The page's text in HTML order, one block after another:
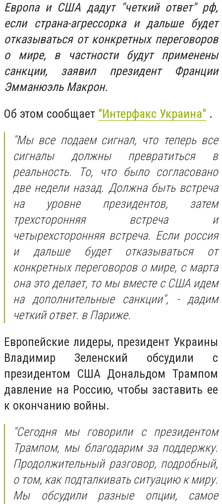
Европа и США дадут "четкий ответ" рф,
если страна-агрессорка и дальше будет
отказываться от конкретных переговоров
о мире, в частности будут применены
санкции, заявил президент Франции
Эмманюэль Макрон.
Об этом сообщает "Интерфакс Украина" .
"Мы все подаем сигнал, что теперь все
сигналы должны превратиться в
реальность. То, что было согласовано
две недели назад. Должна быть встреча
на уровне президентов, затем
трехсторонняя встреча и
четырехсторонняя встреча. Если россия
и дальше будет отказываться от
конкретных переговоров о мире, с марта
она это делает, то мы вместе с США идем
на дополнительные санкции", - дадим
четкий ответ. в Париже.
Европейские лидеры, президент Украины
Владимир Зеленский обсудили с
президентом США Дональдом Трампом
давление на Россию, чтобы заставить ее
к окончанию войны.
"Сегодня мы говорили с президентом
Трампом, мы благодарим за поддержку.
Продолжительный разговор, подробный,
о том, как подталкивать ситуацию к миру.
Мы обсудили разные опции, самое